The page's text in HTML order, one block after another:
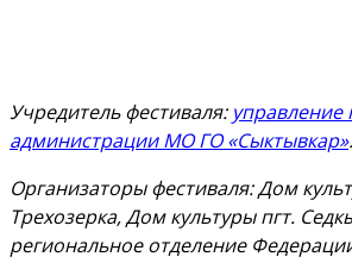
Учредитель фестиваля: управление
администрации МО ГО «Сыктывкар».
Организаторы фестиваля: Дом
Трехозерка, Дом культуры пгт.
региональное отделение